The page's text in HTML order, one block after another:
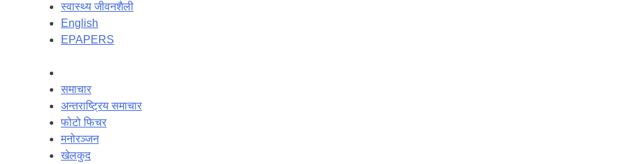
स्वास्थ्य जीवनशैली
English
EPAPERS
समाचार
अन्तराष्ट्रिय समाचार
फोटो फिचर
मनोरञ्जन
खेलकुद